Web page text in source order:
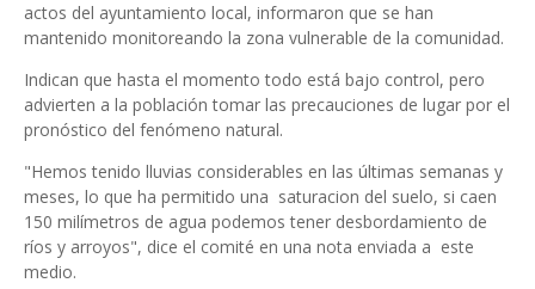
actos del ayuntamiento local, informaron que se han
mantenido monitoreando la zona vulnerable de la comunidad.
Indican que hasta el momento todo está bajo control, pero
advierten a la población tomar las precauciones de lugar por el
pronóstico del fenómeno natural.
"Hemos tenido lluvias considerables en las últimas semanas y
meses, lo que ha permitido una saturacion del suelo, si caen
150 milímetros de agua podemos tener desbordamiento de
ríos y arroyos", dice el comité en una nota enviada a este
medio.